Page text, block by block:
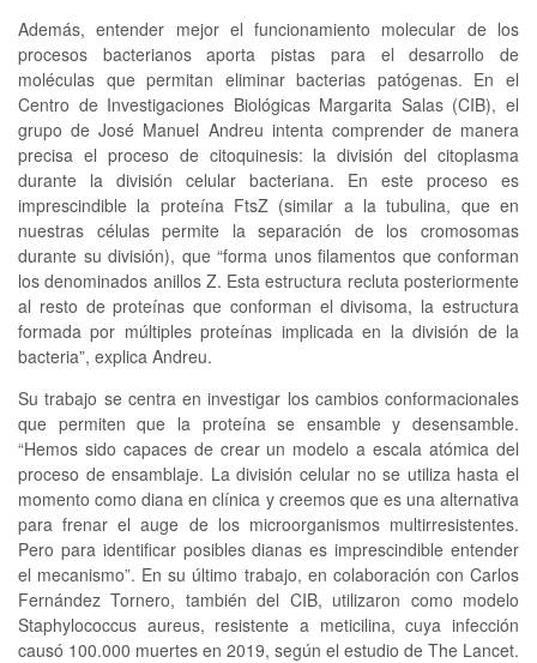
Además, entender mejor el funcionamiento molecular de los
procesos bacterianos aporta pistas para el desarrollo de
moléculas que permitan eliminar bacterias patógenas. En el
Centro de Investigaciones Biológicas Margarita Salas (CIB), el
grupo de José Manuel Andreu intenta comprender de manera
precisa el proceso de citoquinesis: la división del citoplasma
durante la división celular bacteriana. En este proceso es
imprescindible la proteína FtsZ (similar a la tubulina, que en
nuestras células permite la separación de los cromosomas
durante su división), que “forma unos filamentos que conforman
los denominados anillos Z. Esta estructura recluta posteriormente
al resto de proteínas que conforman el divisoma, la estructura
formada por múltiples proteínas implicada en la división de la
bacteria”, explica Andreu.
Su trabajo se centra en investigar los cambios conformacionales
que permiten que la proteína se ensamble y desensamble.
“Hemos sido capaces de crear un modelo a escala atómica del
proceso de ensamblaje. La división celular no se utiliza hasta el
momento como diana en clínica y creemos que es una alternativa
para frenar el auge de los microorganismos multirresistentes.
Pero para identificar posibles dianas es imprescindible entender
el mecanismo”. En su último trabajo, en colaboración con Carlos
Fernández Tornero, también del CIB, utilizaron como modelo
Staphylococcus aureus, resistente a meticilina, cuya infección
causó 100.000 muertes en 2019, según el estudio de The Lancet.